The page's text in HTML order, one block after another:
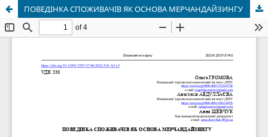
ПОВЕДІНКА СПОЖИВАЧІВ ЯК ОСНОВА МЕРЧАНДАЙЗИНГУ